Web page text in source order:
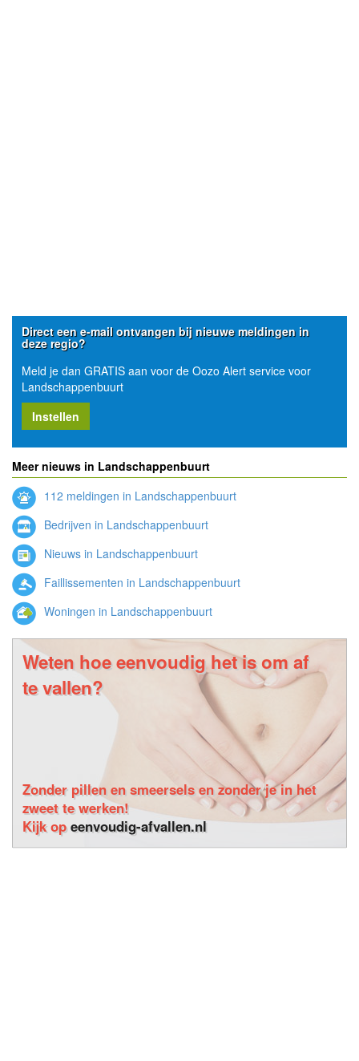
Direct een e-mail ontvangen bij nieuwe meldingen in
deze regio?
Meld je dan GRATIS aan voor de Oozo Alert service voor
Landschappenbuurt
Instellen
Meer nieuws in Landschappenbuurt
112 meldingen in Landschappenbuurt
Bedrijven in Landschappenbuurt
Nieuws in Landschappenbuurt
Faillissementen in Landschappenbuurt
Woningen in Landschappenbuurt
Weten hoe eenvoudig het is om af
te vallen?
Zonder pillen en smeersels en zonder je in het
zweet te werken!
Kijk opeenvoudig-afvallen.nl